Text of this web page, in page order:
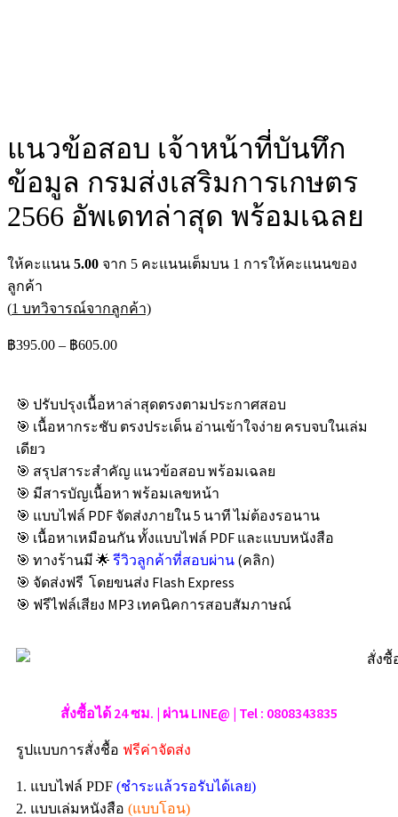
แนวข้อสอบ เจ้าหน้าที่บันทึก
ข้อมูล กรมส่งเสริมการเกษตร
2566 อัพเดทล่าสุด พร้อมเฉลย
ให้คะแนน 5.00 จาก 5 คะแนนเต็มบน 1 การให้คะแนนของ
ลูกค้า
(1 บทวิจารณ์จากลูกค้า)
฿395.00 – ฿605.00
🎯 ปรับปรุงเนื้อหาล่าสุดตรงตามประกาศสอบ
🎯 เนื้อหากระชับ ตรงประเด็น อ่านเข้าใจง่าย ครบจบในเล่ม
เดียว
🎯 สรุปสาระสำคัญ แนวข้อสอบ พร้อมเฉลย
🎯 มีสารบัญเนื้อหา พร้อมเลขหน้า
🎯 แบบไฟล์ PDF จัดส่งภายใน 5 นาที ไม่ต้องรอนาน
🎯 เนื้อหาเหมือนกัน ทั้งแบบไฟล์ PDF และแบบหนังสือ
🎯 ทางร้านมี 🌟 รีวิวลูกค้าที่สอบผ่าน (คลิก)
🎯 จัดส่งฟรี โดยขนส่ง Flash Express
🎯 ฟรีไฟล์เสียง MP3 เทคนิคการสอบสัมภาษณ์
สั่งซื้อได้ 24 ซม. | ผ่าน LINE@ | Tel : 0808343835
รูปแบบการสั่งชื้อ ฟรีค่าจัดส่ง
1. แบบไฟล์ PDF (ชำระแล้วรอรับได้เลย)
2. แบบเล่มหนังสือ (แบบโอน)